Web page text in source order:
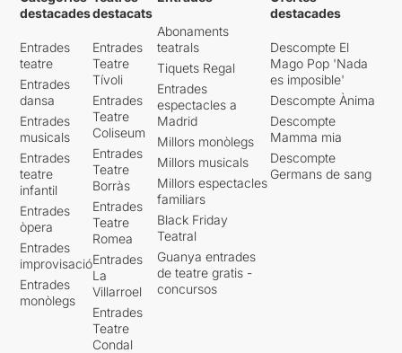
destacades
Entrades
teatre
Entrades
dansa
Entrades
musicals
Entrades
teatre
infantil
Entrades
òpera
Entrades
improvisació
Entrades
monòlegs
destacats
Entrades
Teatre
Tívoli
Entrades
Teatre
Coliseum
Entrades
Teatre
Borràs
Entrades
Teatre
Romea
Entrades
La
Villarroel
Entrades
Teatre
Condal
Abonaments
teatrals
Tiquets Regal
Entrades
espectacles a
Madrid
Millors monòlegs
Millors musicals
Millors espectacles
familiars
Black Friday
Teatral
Guanya entrades
de teatre gratis -
concursos
destacades
Descompte El
Mago Pop 'Nada
es imposible'
Descompte Ànima
Descompte
Mamma mia
Descompte
Germans de sang